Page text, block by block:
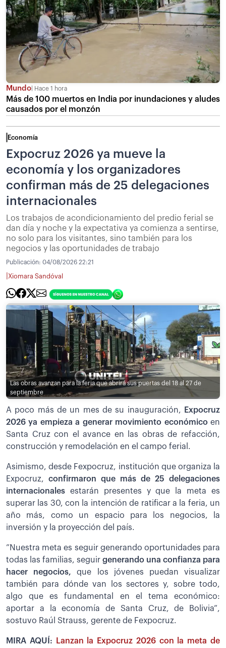
Mundo Hace 1 hora
Más de 100 muertos en India por inundaciones y aludes
causados por el monzón
Economía
Expocruz 2026 ya mueve la
economía y los organizadores
confirman más de 25 delegaciones
internacionales
Los trabajos de acondicionamiento del predio ferial se
dan día y noche y la expectativa ya comienza a sentirse,
no solo para los visitantes, sino también para los
negocios y las oportunidades de trabajo
Publicación: 04/08/2026 22:21
Xiomara Sandóval
Las obras avanzan para la feria que abrirá sus puertas del 18 al 27 de
septiembre
A poco más de un mes de su inauguración,
Expocruz
2026 ya empieza a generar movimiento económico en
Santa Cruz con el avance en las obras de refacción,
construcción y remodelación en el campo ferial.
Asimismo, desde Fexpocruz, institución que organiza la
Expocruz, confirmaron que más de 25 delegaciones
internacionales estarán presentes y que la meta es
superar las 30, con la intención de ratificar a la feria, un
año más, como un espacio para los negocios, la
inversión y la proyección del país.
”Nuestra meta es seguir generando oportunidades para
todas las familias, seguir generando una confianza para
hacer negocios,que los jóvenes puedan visualizar
también para dónde van los sectores y, sobre todo,
algo que es fundamental en el tema económico:
aportar a la economía de Santa Cruz, de Bolivia”,
sostuvo Raúl Strauss, gerente de Fexpocruz.
MIRA AQUÍ:
Lanzan la Expocruz 2026 con la meta de